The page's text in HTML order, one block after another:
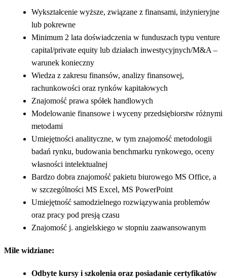
Wykształcenie wyższe, związane z finansami, inżynieryjne
lub pokrewne
Minimum 2 lata doświadczenia w funduszach typu venture
capital/private equity lub działach inwestycyjnych/M&A –
warunek konieczny
Wiedza z zakresu finansów, analizy finansowej,
rachunkowości oraz rynków kapitałowych
Znajomość prawa spółek handlowych
Modelowanie finansowe i wyceny przedsiębiorstw różnymi
metodami
Umiejętności analityczne, w tym znajomość metodologii
badań rynku, budowania benchmarku rynkowego, oceny
własności intelektualnej
Bardzo dobra znajomość pakietu biurowego MS Office, a
w szczególności MS Excel, MS PowerPoint
Umiejętność samodzielnego rozwiązywania problemów
oraz pracy pod presją czasu
Znajomość j. angielskiego w stopniu zaawansowanym
Mile widziane:
Odbyte kursy i szkolenia oraz posiadanie certyfikatów